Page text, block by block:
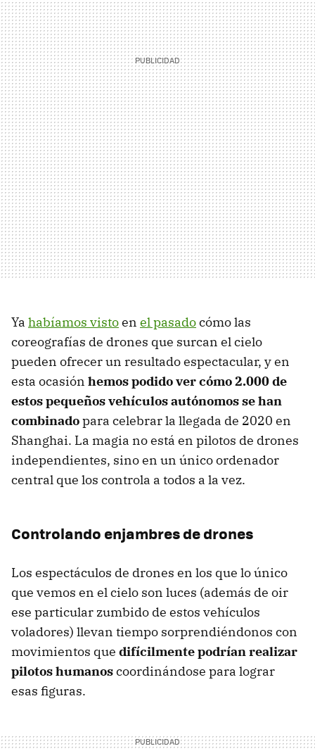
Ya habíamos vistoen el pasadocómo las
coreografías de drones que surcan el cielo
pueden ofrecer un resultado espectacular, y en
esta ocasión hemos podido ver cómo 2.000 de
estos pequeños vehículos autónomos se han
combinadopara celebrar la llegada de 2020 en
Shanghai. La magia no está en pilotos de drones
independientes, sino en un único ordenador
central que los controla a todos a la vez.
Controlando enjambres de drones
Los espectáculos de drones en los que lo único
que vemos en el cielo son luces (además de oir
ese particular zumbido de estos vehículos
voladores) llevan tiempo sorprendiéndonos con
movimientos que difícilmente podrían realizar
pilotos humanoscoordinándose para lograr
esas figuras.